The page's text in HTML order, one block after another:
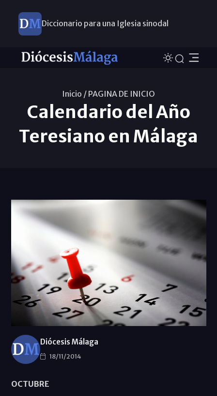
Diccionario para una Iglesia sinodal
Nuevos nombramientos
Inicio / PAGINA DE INICIO
Calendario del Año
Teresiano en Málaga
Diócesis Málaga
18/11/2014
OCTUBRE